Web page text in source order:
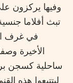
وفيها يركزون
تبث أفلاما
في غرف
الأخيرة
ساحلية كسجن